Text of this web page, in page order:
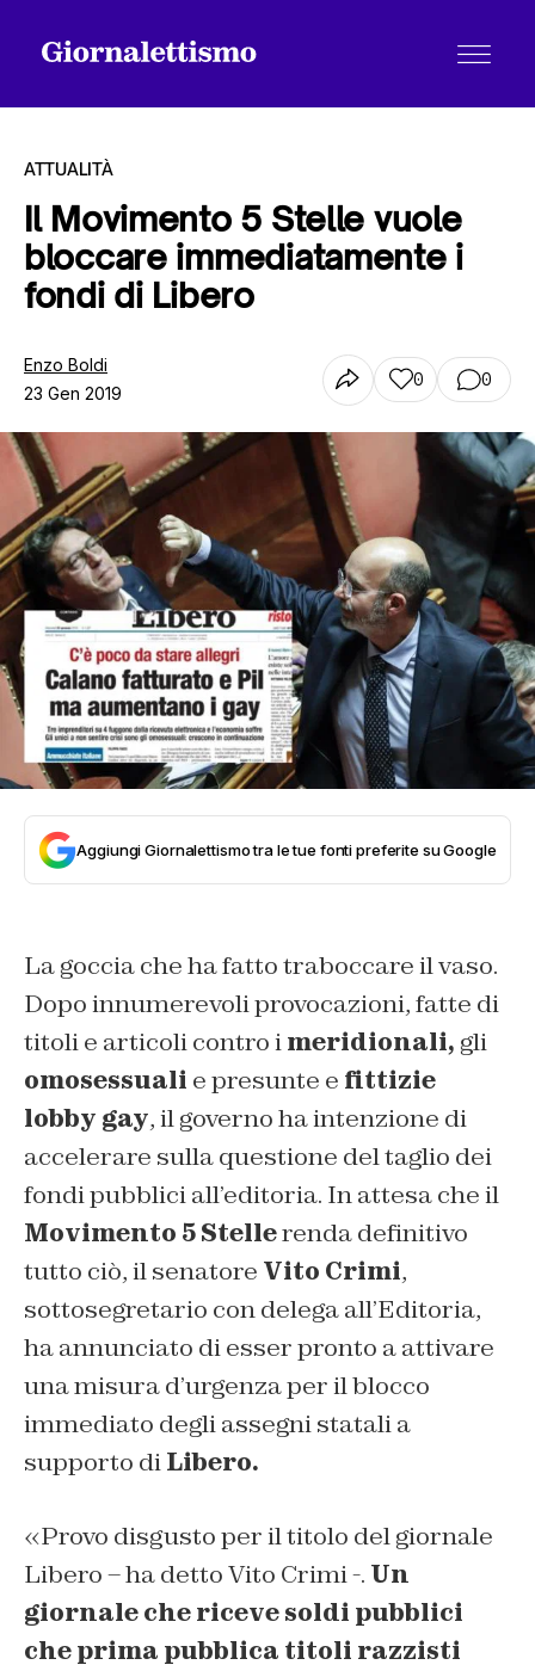
Tutti gli articoli
Chi siamo
Contatti
ATTUALITÀ
Il Movimento 5 Stelle vuole
bloccare immediatamente i
fondi di Libero
Enzo Boldi
23 Gen 2019
0 0
Aggiungi Giornalettismo tra le tue fonti preferite su Google
La goccia che ha fatto traboccare il vaso.
Dopo innumerevoli provocazioni, fatte di
titoli e articoli contro imeridionali, gli
omosessuali e presunte e fittizie
lobby gay, il governo ha intenzione di
accelerare sulla questione del taglio dei
fondi pubblici all’editoria. In attesa che il
Movimento 5 Stellerenda definitivo
tutto ciò, il senatore Vito Crimi,
sottosegretario con delega all’Editoria,
ha annunciato di esser pronto a attivare
una misura d’urgenza per il blocco
immediato degli assegni statali a
supporto diLibero.
«Provo disgusto per il titolo del giornale
Libero – ha detto Vito Crimi -. Un
giornale che riceve soldi pubblici
che prima pubblica titoli razzisti